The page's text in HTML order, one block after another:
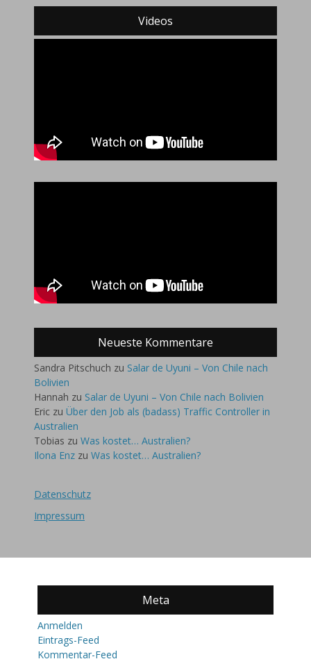
Videos
Neueste Kommentare
Sandra Pitschuch zu Salar de Uyuni – Von Chile nach
Bolivien
Hannah zu Salar de Uyuni – Von Chile nach Bolivien
Eric zu Über den Job als (badass) Traffic Controller in
Australien
Tobias zu Was kostet… Australien?
Ilona Enz zu Was kostet… Australien?
Datenschutz
Impressum
Meta
Anmelden
Eintrags-Feed
Kommentar-Feed